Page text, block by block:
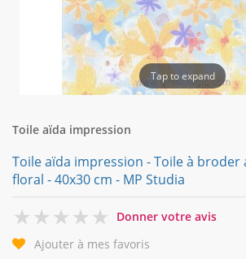
Tap to expand
Toile aïda impression
Toile aïda impression - Toile à broder
floral - 40x30 cm - MP Studia
0
Donner votre avis
Ajouter à mes favoris